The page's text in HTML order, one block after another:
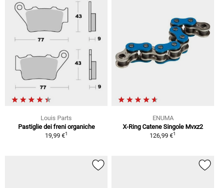
Louis Parts
Pastiglie dei freni organiche
19,99 €1
ENUMA
X-Ring Catene Singole Mvxz2
126,99 €1